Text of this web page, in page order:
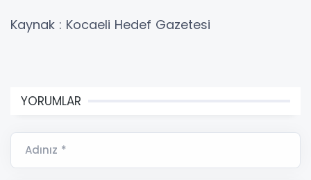
Kaynak : Kocaeli Hedef Gazetesi
YORUMLAR
Adınız *